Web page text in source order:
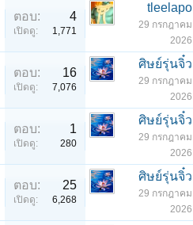
ตอบ: 4
เปิดดู: 1,771
tleelapo
29 กรกฎาคม
2026
ตอบ: 16
เปิดดู: 7,076
ศิษย์รุ่นจิ๋ว
29 กรกฎาคม
2026
ตอบ: 1
เปิดดู: 280
ศิษย์รุ่นจิ๋ว
29 กรกฎาคม
2026
ตอบ: 25
เปิดดู: 6,268
ศิษย์รุ่นจิ๋ว
29 กรกฎาคม
2026